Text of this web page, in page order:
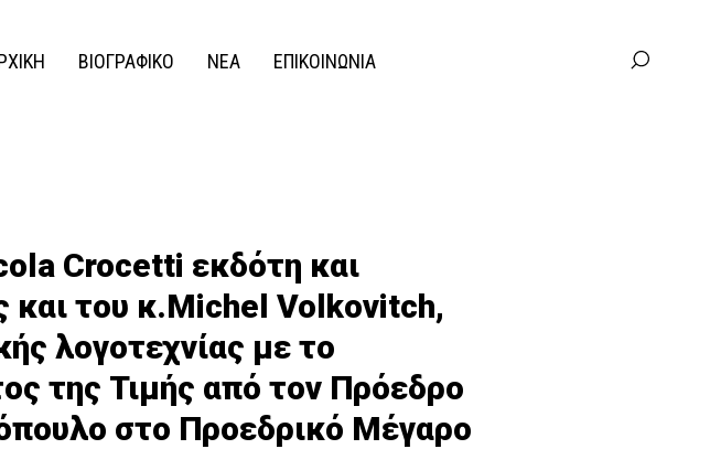
ΒΙΟΓΡΑΦΙΚΟ ΝΕΑ ΕΠΙΚΟΙΝΩΝΙΑ
Crocetti εκδότη και
και του κ.Michel Volkovitch,
λογοτεχνίας με το
της Τιμής από τον Πρόεδρο
στο Προεδρικό Μέγαρο